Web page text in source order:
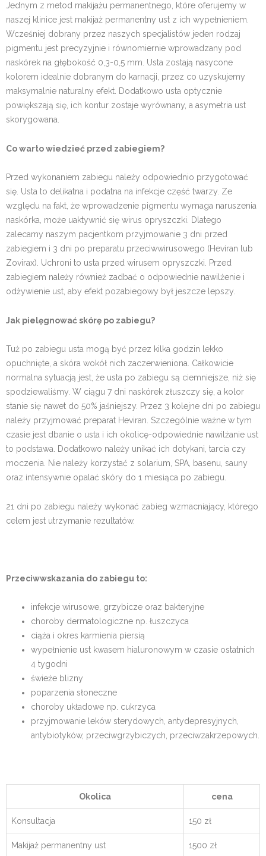
Jednym z metod makijażu permanentnego, które oferujemy w
naszej klinice jest makijaż permanentny ust z ich wypełnieniem.
Wcześniej dobrany przez naszych specjalistów jeden rodzaj
pigmentu jest precyzyjnie i równomiernie wprowadzany pod
naskórek na głębokość 0,3-0,5 mm. Usta zostają nasycone
kolorem idealnie dobranym do karnacji, przez co uzyskujemy
maksymalnie naturalny efekt. Dodatkowo usta optycznie
powiększają się, ich kontur zostaje wyrównany, a asymetria ust
skorygowana.
Co warto wiedzieć przed zabiegiem?
Przed wykonaniem zabiegu należy odpowiednio przygotować
się. Usta to delikatna i podatna na infekcje część twarzy. Ze
względu na fakt, że wprowadzenie pigmentu wymaga naruszenia
naskórka, może uaktywnić się wirus opryszczki. Dlatego
zalecamy naszym pacjentkom przyjmowanie 3 dni przed
zabiegiem i 3 dni po preparatu przeciwwirusowego (Heviran lub
Zovirax). Uchroni to usta przed wirusem opryszczki. Przed
zabiegiem należy również zadbać o odpowiednie nawilżenie i
odżywienie ust, aby efekt pozabiegowy był jeszcze lepszy.
Jak pielęgnować skórę po zabiegu?
Tuż po zabiegu usta mogą być przez kilka godzin lekko
opuchnięte, a skóra wokół nich zaczerwieniona. Całkowicie
normalna sytuacją jest, że usta po zabiegu są ciemniejsze, niż się
spodziewaliśmy. W ciągu 7 dni naskórek złuszczy się, a kolor
stanie się nawet do 50% jaśniejszy. Przez 3 kolejne dni po zabiegu
należy przyjmować preparat Heviran. Szczególnie ważne w tym
czasie jest dbanie o usta i ich okolicę-odpowiednie nawilżanie ust
to podstawa. Dodatkowo należy unikać ich dotykani, tarcia czy
moczenia. Nie należy korzystać z solarium, SPA, basenu, sauny
oraz intensywnie opalać skóry do 1 miesiąca po zabiegu.
21 dni po zabiegu należy wykonać zabieg wzmacniający, którego
celem jest utrzymanie rezultatów.
Przeciwwskazania do zabiegu to:
infekcje wirusowe, grzybicze oraz bakteryjne
choroby dermatologiczne np. łuszczyca
ciąża i okres karmienia piersią
wypełnienie ust kwasem hialuronowym w czasie ostatnich
4 tygodni
świeże blizny
poparzenia słoneczne
choroby układowe np. cukrzyca
przyjmowanie leków sterydowych, antydepresyjnych,
antybiotyków, przeciwgrzybiczych, przeciwzakrzepowych.
Okolica cena
Konsultacja 150 zł
Makijaż permanentny ust 1500 zł